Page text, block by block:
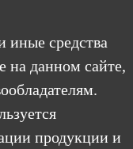
иные средства
на данном сайте,
продукции и